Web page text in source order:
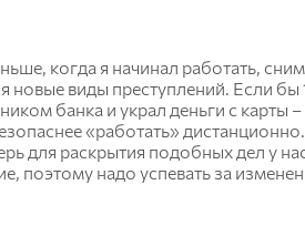
когда я начинал работать,
виды преступлений. Если бы
банка и украл деньги с карты
«работать»
для раскрытия подобных дел у
поэтому надо успевать за